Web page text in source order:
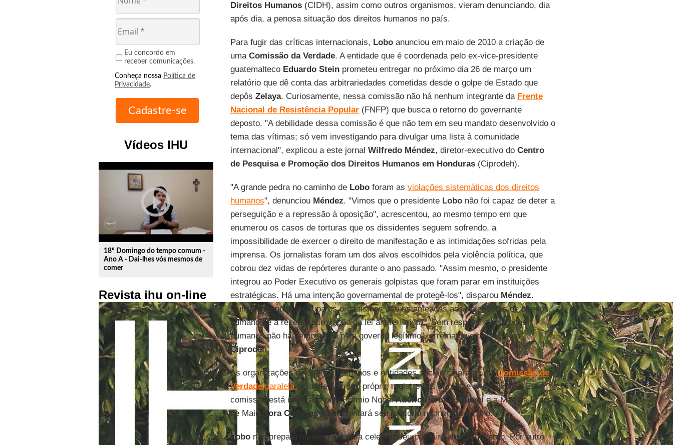
Eu concordo em
receber comunicações.
Conheça nossa Política de
Privacidade.
Vídeos IHU
play_circle_outline
18º Domingo do tempo comum -
Ano A - Dai-lhes vós mesmos de
comer
Revista ihu on-line
Direitos Humanos(CIDH), assim como outros organismos, vieram denunciando, dia
após dia, a penosa situação dos direitos humanos no país.
Para fugir das críticas internacionais, Loboanunciou em maio de 2010 a criação de
uma Comissão da Verdade. A entidade que é coordenada pelo ex-vice-presidente
guatemalteco Eduardo Steinprometeu entregar no próximo dia 26 de março um
relatório que dê conta das arbitrariedades cometidas desde o golpe de Estado que
depôs Zelaya. Curiosamente, nessa comissão não há nenhum integrante da Frente
Nacional de Resistência Popular(FNFP) que busca o retorno do governante
deposto. "A debilidade dessa comissão é que não tem em seu mandato desenvolvido o
tema das vítimas; só vem investigando para divulgar uma lista à comunidade
internacional", explicou a este jornal Wilfredo Méndez, diretor-executivo do Centro
de Pesquisa e Promoção dos Direitos Humanos em Honduras(Ciprodeh).
"A grande pedra no caminho de Loboforam as violações sistemáticas dos direitos
humanos", denunciou Méndez. "Vimos que o presidente Lobonão foi capaz de deter a
perseguição e a repressão à oposição", acrescentou, ao mesmo tempo em que
enumerou os casos de torturas que os dissidentes seguem sofrendo, a
impossibilidade de exercer o direito de manifestação e as intimidações sofridas pela
imprensa. Os jornalistas foram um dos alvos escolhidos pela violência política, que
cobrou dez vidas de repórteres durante o ano passado. "Assim mesmo, o presidente
integrou ao Poder Executivo os generais golpistas que foram parar em instituições
estratégicas. Há uma intenção governamental de protegê-los", disparou Méndez.
Outro tema que preocupa os organismos são as ameaças aos defensores de direitos
humanos e a recente aprovação da lei antiterrorista. "Sem respeito aos direitos
humanos não há democracia nem governo legítimo", arrematou o dirigente do
Ciprodeh.
As organizações de direitos humanos e entidades sociais criaram uma Comissão de
Verdadeparalela para efetivar seu próprio registro dos crimes e exigir justiça. Essa
comissão está integrada pelo Prêmio NobelAdolfo Pérez Esquivele a Mãe da Praça
de Maio Nora Cortiñase apresentará seu relatório na metade do ano.
Lobonão prepara nenhum ato para celebrar seu primeiro ano de governo. Por outro